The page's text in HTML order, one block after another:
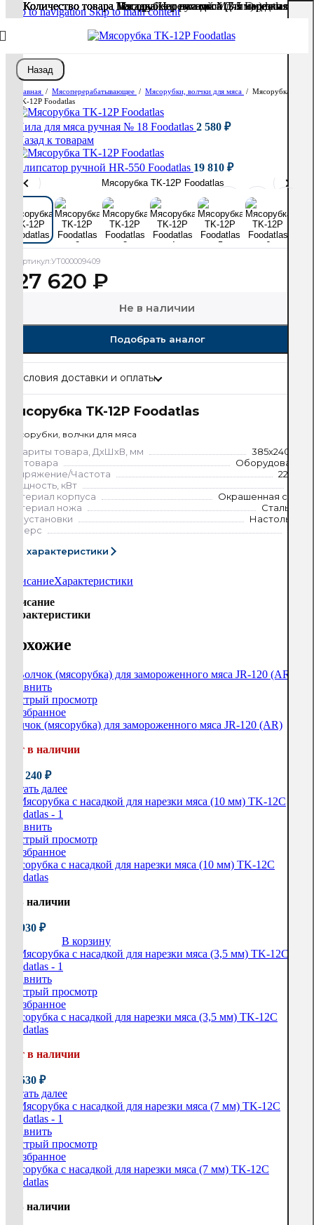
Skip to navigationSkip to main content
Назад
Главная / Мясоперерабатывающее / Мясорубки, волчки для мяса / Мясорубка
TK-12P Foodatlas
Пила для мяса ручная № 18 Foodatlas 2 580 ₽
Назад к товарам
Клипсатор ручной HR-550 Foodatlas 19 810 ₽
Мясорубка TK-12P Foodatlas
Мясорубки, волчки для мяса
Габариты товара, ДхШхВ, мм
385x240x415
Тип товара
Оборудование
Напряжение/Частота
220/50
Мощность, кВт
Материал корпуса
Окрашенная сталь
Материал ножа
Сталь 420
Тип установки
Настольный
Реверс
Все характеристики
Артикул:УТ000009409
27 620 ₽
Не в наличии
Подобрать аналог
Условия доставки и оплаты
ОписаниеХарактеристики
Описание
Характеристики
Похожие
Сравнить
Быстрый просмотр
В избранное
Волчок (мясорубка) для замороженного мяса JR-120 (AR)
Нет в наличии
870 240 ₽
Читать далее
Сравнить
Быстрый просмотр
В избранное
Мясорубка c насадкой для нарезки мяса (10 мм) TK-12C
Foodatlas
В наличии
35 930 ₽
Количество товара Мясорубка c насадкой для нарезки
В корзину
Сравнить
Быстрый просмотр
В избранное
Мясорубка c насадкой для нарезки мяса (3,5 мм) TK-12C
Foodatlas
Нет в наличии
37 530 ₽
Читать далее
Сравнить
Быстрый просмотр
В избранное
Мясорубка c насадкой для нарезки мяса (7 мм) TK-12C
Foodatlas
В наличии
Количество товара Мясорубка c насадкой для нарезки
Количество товара Насадка Нарезка мяса (3.5 мм) для
Количество товара Насадка Нарезка мяса (7 мм) для
Количество товара Тендерайзер ручной MT-1 Foodatlas